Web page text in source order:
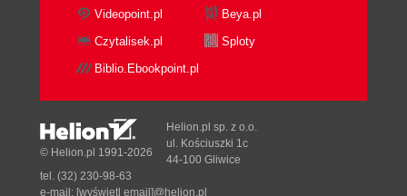
Armor
A Good Defense Is a Bad Offense
Examples of DOS Viruses
Detecting a DOS-Based Computer Virus
Removing a DOS Virus
Protecting Yourself from Viruses
Risk Assessment -- Low
Summary
Videopoint.pl
Beya.pl
Czytalisek.pl
Sploty
Biblio.Ebookpoint.pl
© Helion.pl 1991-2026
Helion.pl sp. z o.o.
ul. Kościuszki 1c
44-100 Gliwice
tel. (32) 230-98-63
e-mail: [wyświetl email]@helion.pl